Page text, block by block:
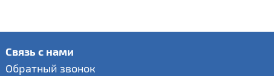
Связь с нами
Обратный звонок